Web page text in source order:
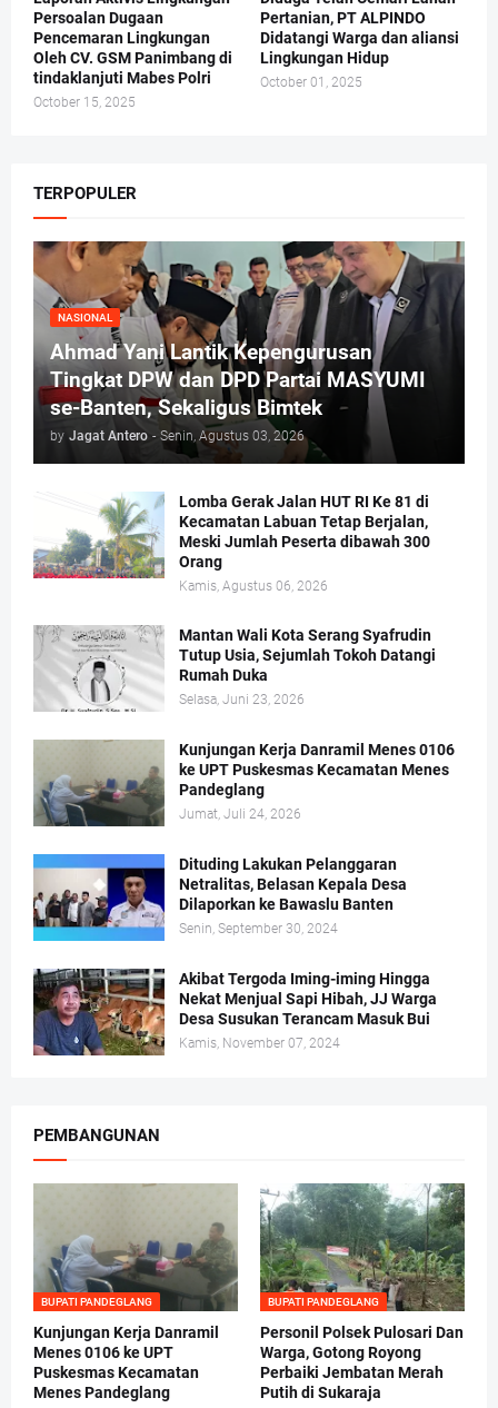
Persoalan Dugaan
Pencemaran Lingkungan
Oleh CV. GSM Panimbang di
tindaklanjuti Mabes Polri
October 15, 2025
Pertanian, PT ALPINDO
Didatangi Warga dan aliansi
Lingkungan Hidup
October 01, 2025
TERPOPULER
NASIONAL
Ahmad Yani Lantik Kepengurusan
Tingkat DPW dan DPD Partai MASYUMI
se-Banten, Sekaligus Bimtek
by Jagat Antero - Senin, Agustus 03, 2026
Lomba Gerak Jalan HUT RI Ke 81 di
Kecamatan Labuan Tetap Berjalan,
Meski Jumlah Peserta dibawah 300
Orang
Kamis, Agustus 06, 2026
Mantan Wali Kota Serang Syafrudin
Tutup Usia, Sejumlah Tokoh Datangi
Rumah Duka
Selasa, Juni 23, 2026
Kunjungan Kerja Danramil Menes 0106
ke UPT Puskesmas Kecamatan Menes
Pandeglang
Jumat, Juli 24, 2026
Dituding Lakukan Pelanggaran
Netralitas, Belasan Kepala Desa
Dilaporkan ke Bawaslu Banten
Senin, September 30, 2024
Akibat Tergoda Iming-iming Hingga
Nekat Menjual Sapi Hibah, JJ Warga
Desa Susukan Terancam Masuk Bui
Kamis, November 07, 2024
PEMBANGUNAN
BUPATI PANDEGLANG
Kunjungan Kerja Danramil
Menes 0106 ke UPT
Puskesmas Kecamatan
Menes Pandeglang
BUPATI PANDEGLANG
Personil Polsek Pulosari Dan
Warga, Gotong Royong
Perbaiki Jembatan Merah
Putih di Sukaraja